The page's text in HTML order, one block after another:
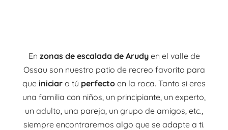
En zonas de escalada de Arudyen el valle de
Ossau son nuestro patio de recreo favorito para
que iniciar o tú perfecto en la roca. Tanto si eres
una familia con niños, un principiante, un experto,
un adulto, una pareja, un grupo de amigos, etc.,
siempre encontraremos algo que se adapte a ti.